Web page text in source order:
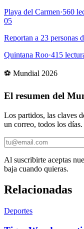
Playa del Carmen·560
05
Reportan a 23 personas
Quintana Roo·415
⚽ Mundial 2026
El resumen del
Los partidos, las claves
un correo, todos los
Al suscribirte aceptas
baja cuando quieras.
Relacionadas
Deportes